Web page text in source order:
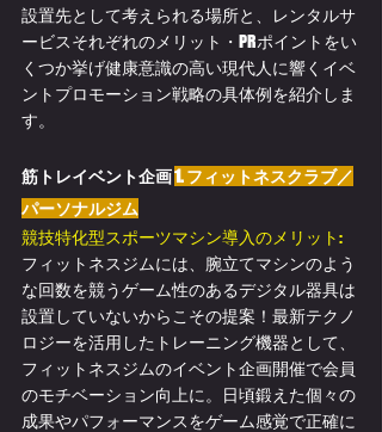
設置先として考えられる場所と、レンタルサ
ービスそれぞれのメリット・PRポイントをい
くつか挙げ健康意識の高い現代人に響くイベ
ントプロモーション戦略の具体例を紹介しま
す。
筋トレイベント企画 1. フィットネスクラブ／
パーソナルジム
競技特化型スポーツマシン導入のメリット:
フィットネスジムには、腕立てマシンのよう
な回数を競うゲーム性のあるデジタル器具は
設置していないからこその提案！最新テクノ
ロジーを活用したトレーニング機器として、
フィットネスジムのイベント企画開催で会員
のモチベーション向上に。日頃鍛えた個々の
成果やパフォーマンスをゲーム感覚で正確に